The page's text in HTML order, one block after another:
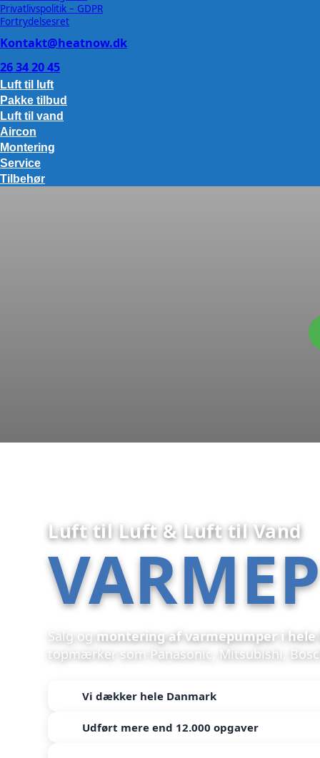
Privatlivspolitik – GDPR
Fortrydelsesret
Kontakt@heatnow.dk
26 34 20 45
Luft til luft
Pakke tilbud
Luft til vand
Aircon
Montering
Service
Tilbehør
Luft til Luft & Luft til Vand
Salg ogmontering af varmepumper i hele
topmærker som Panasonic, Mitsubishi,
Vi dækker hele Danmark
Udført mere end 12.000 opgaver